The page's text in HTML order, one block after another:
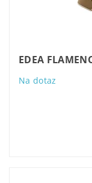
EDEA
Na dotaz